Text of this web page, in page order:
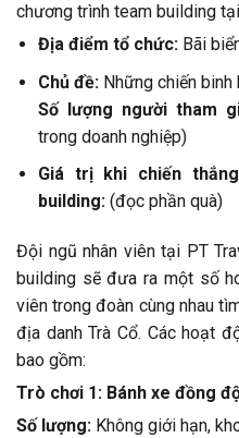
chương trình team building tại
Địa điểm tổ chức: Bãi
Chủ đề: Những chiến
Số lượng người tham
trong doanh nghiệp)
Giá trị khi chiến
building: (đọc phần quà)
Đội ngũ nhân viên tại PT
building sẽ đưa ra một số
viên trong đoàn cùng nhau
địa danh Trà Cổ. Các hoạt
bao gồm:
Trò chơi 1: Bánh xe đồng
Số lượng: Không giới hạn,